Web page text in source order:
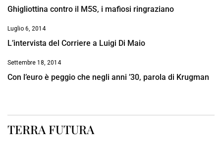
Ghigliottina contro il M5S, i mafiosi ringraziano
Luglio 6, 2014
L’intervista del Corriere a Luigi Di Maio
Settembre 18, 2014
Con l’euro è peggio che negli anni ’30, parola di Krugman
TERRA FUTURA